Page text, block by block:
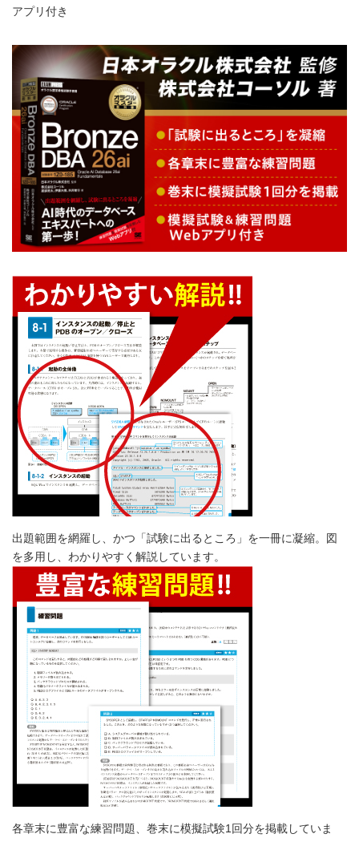
アプリ付き
出題範囲を網羅し、かつ「試験に出るところ」を一冊に凝縮。図
を多用し、わかりやすく解説しています。
各章末に豊富な練習問題、巻末に模擬試験1回分を掲載していま